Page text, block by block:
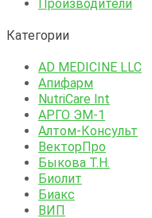
Производители
Категории
AD MEDICINE LLC
Апифарм
NutriCare Int
АРГО ЭМ-1
Алтом-Консульт
ВекторПро
Быкова Т.Н.
Биолит
Биакс
ВИП